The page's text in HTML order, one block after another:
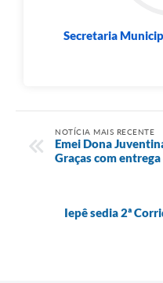
Secretaria
NOTÍCIA MAIS RECENTE
Emei Dona
Graças com
Iepê sedia 2ª